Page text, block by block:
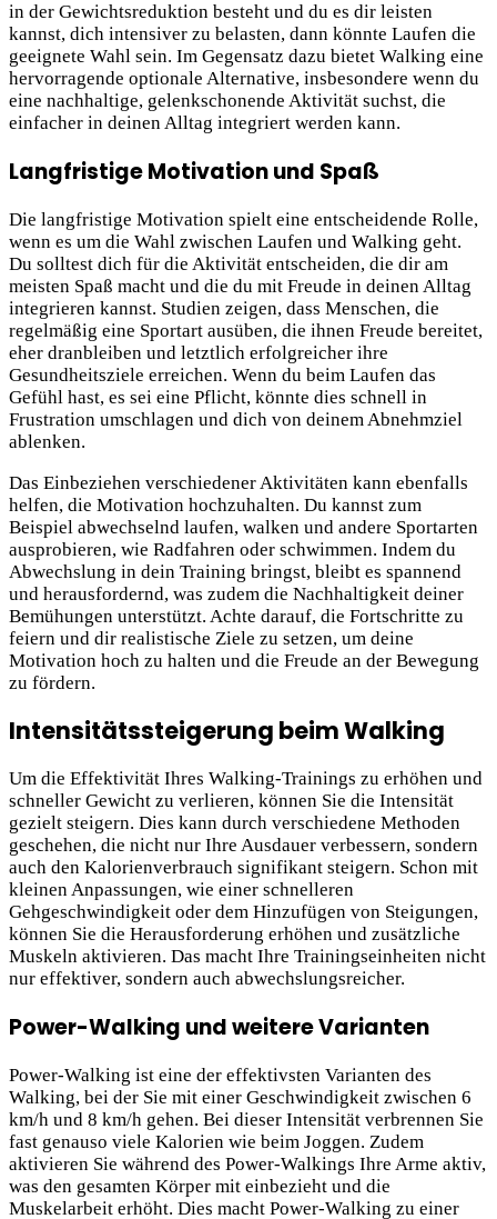
in der Gewichtsreduktion besteht und du es dir leisten
kannst, dich intensiver zu belasten, dann könnte Laufen die
geeignete Wahl sein. Im Gegensatz dazu bietet Walking eine
hervorragende optionale Alternative, insbesondere wenn du
eine nachhaltige, gelenkschonende Aktivität suchst, die
einfacher in deinen Alltag integriert werden kann.
Langfristige Motivation und Spaß
Die langfristige Motivation spielt eine entscheidende Rolle,
wenn es um die Wahl zwischen Laufen und Walking geht.
Du solltest dich für die Aktivität entscheiden, die dir am
meisten Spaß macht und die du mit Freude in deinen Alltag
integrieren kannst. Studien zeigen, dass Menschen, die
regelmäßig eine Sportart ausüben, die ihnen Freude bereitet,
eher dranbleiben und letztlich erfolgreicher ihre
Gesundheitsziele erreichen. Wenn du beim Laufen das
Gefühl hast, es sei eine Pflicht, könnte dies schnell in
Frustration umschlagen und dich von deinem Abnehmziel
ablenken.
Das Einbeziehen verschiedener Aktivitäten kann ebenfalls
helfen, die Motivation hochzuhalten. Du kannst zum
Beispiel abwechselnd laufen, walken und andere Sportarten
ausprobieren, wie Radfahren oder schwimmen. Indem du
Abwechslung in dein Training bringst, bleibt es spannend
und herausfordernd, was zudem die Nachhaltigkeit deiner
Bemühungen unterstützt. Achte darauf, die Fortschritte zu
feiern und dir realistische Ziele zu setzen, um deine
Motivation hoch zu halten und die Freude an der Bewegung
zu fördern.
Intensitätssteigerung beim Walking
Um die Effektivität Ihres Walking-Trainings zu erhöhen und
schneller Gewicht zu verlieren, können Sie die Intensität
gezielt steigern. Dies kann durch verschiedene Methoden
geschehen, die nicht nur Ihre Ausdauer verbessern, sondern
auch den Kalorienverbrauch signifikant steigern. Schon mit
kleinen Anpassungen, wie einer schnelleren
Gehgeschwindigkeit oder dem Hinzufügen von Steigungen,
können Sie die Herausforderung erhöhen und zusätzliche
Muskeln aktivieren. Das macht Ihre Trainingseinheiten nicht
nur effektiver, sondern auch abwechslungsreicher.
Power-Walking und weitere Varianten
Power-Walking ist eine der effektivsten Varianten des
Walking, bei der Sie mit einer Geschwindigkeit zwischen 6
km/h und 8 km/h gehen. Bei dieser Intensität verbrennen Sie
fast genauso viele Kalorien wie beim Joggen. Zudem
aktivieren Sie während des Power-Walkings Ihre Arme aktiv,
was den gesamten Körper mit einbezieht und die
Muskelarbeit erhöht. Dies macht Power-Walking zu einer